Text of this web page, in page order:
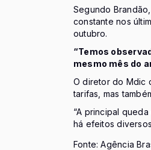
Segundo
constante nos
outubro.
“Temos
mesmo mês do
O diretor do Mdic
tarifas, mas
“A principal
há efeitos
Fonte: Agência